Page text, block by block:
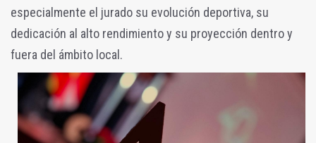
especialmente el jurado su evolución deportiva, su
dedicación al alto rendimiento y su proyección dentro y
fuera del ámbito local.